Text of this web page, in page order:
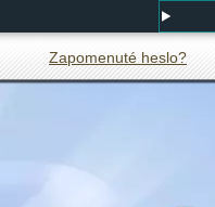
Zapomenuté heslo?